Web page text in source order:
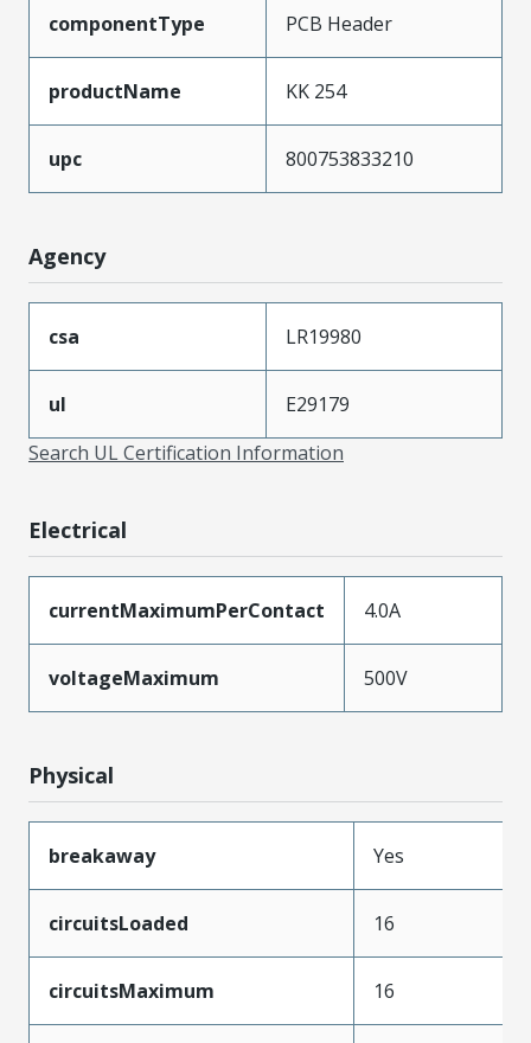
componentType PCB Header
productName KK 254
upc 800753833210
Agency
csa LR19980
ul
E29179
Search UL Certification Information
Electrical
currentMaximumPerContact 4.0A
voltageMaximum 500V
Physical
breakaway Yes
circuitsLoaded 16
circuitsMaximum 16